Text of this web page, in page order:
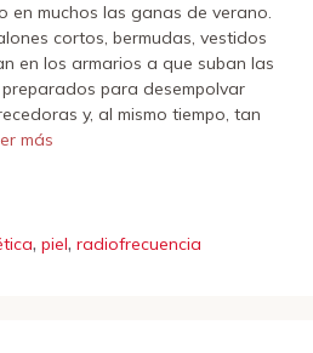
en muchos las ganas de verano.
cortos, bermudas, vestidos
en los armarios a que suban las
para desempolvar
y, al mismo tiempo, tan
más
,piel,radiofrecuencia